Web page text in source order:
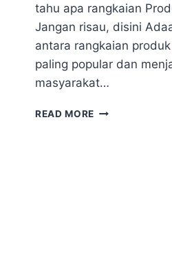
tahu apa rangkaian
Jangan risau, disini
antara rangkaian
paling popular dan
masyarakat…
READ MORE PRODUK